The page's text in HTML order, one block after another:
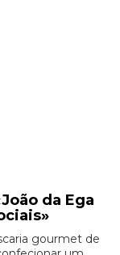
da Ega
gourmet de